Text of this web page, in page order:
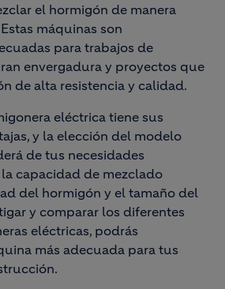
el hormigón de manera
máquinas son
para trabajos de
envergadura y proyectos que
de alta resistencia y calidad.
eléctrica tiene sus
y la elección del modelo
de tus necesidades
capacidad de mezclado
del hormigón y el tamaño del
y comparar los diferentes
eléctricas, podrás
más adecuada para tus